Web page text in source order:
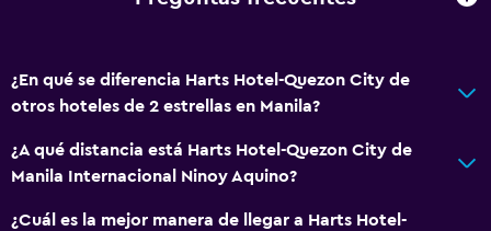
Habitaciones familiares
Limpieza diaria
¿En qué se diferencia Harts Hotel-Quezon City de
otros hoteles de 2 estrellas en Manila?
¿A qué distancia está Harts Hotel-Quezon City de
Manila Internacional Ninoy Aquino?
¿Cuál es la mejor manera de llegar a Harts Hotel-